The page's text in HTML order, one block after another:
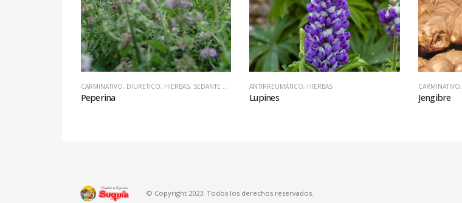
CARMINATIVO, DIURETICO, HIERBAS, SEDANTE NERVIOSO
Peperina
ANTIRREUMÁTICO, HIERBAS
Lupines
CARMINATIVO,
Jengibre
© Copyright 2023. Todos los derechos reservados.